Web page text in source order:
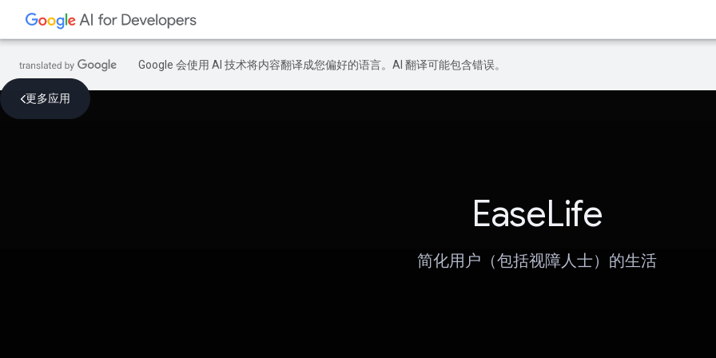
Google 会使用 AI 技术将内容翻译成您偏好的语言。AI 翻译可能包含错误。
更多应用
EaseLife
简化用户（包括视障人士）的生活